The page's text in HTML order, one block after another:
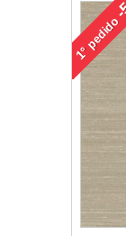
1°
pedido
-